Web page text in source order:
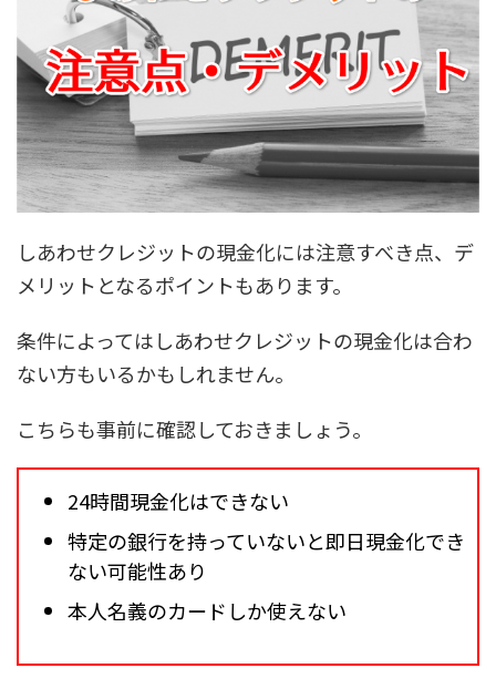
しあわせクレジットの現金化には注意すべき点、デ
メリットとなるポイントもあります。
条件によってはしあわせクレジットの現金化は合わ
ない方もいるかもしれません。
こちらも事前に確認しておきましょう。
24時間現金化はできない
特定の銀行を持っていないと即日現金化でき
ない可能性あり
本人名義のカードしか使えない